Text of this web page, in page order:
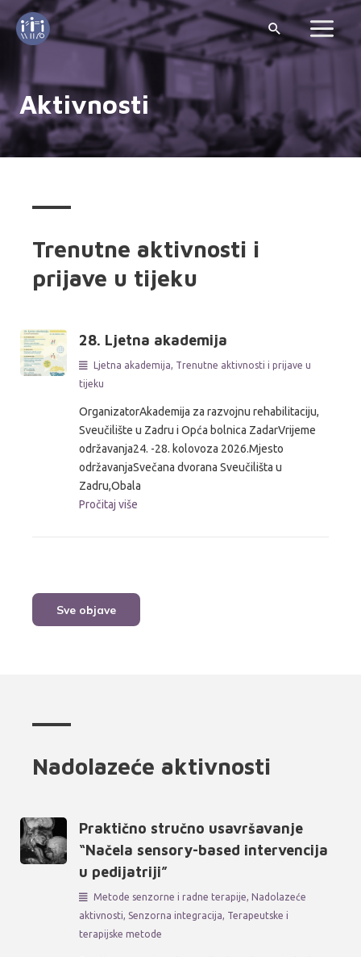
Aktivnosti
Trenutne aktivnosti i
prijave u tijeku
28. Ljetna akademija
Ljetna akademija, Trenutne aktivnosti i prijave u
tijeku
OrganizatorAkademija za razvojnu rehabilitaciju,
Sveučilište u Zadru i Opća bolnica ZadarVrijeme
održavanja24. -28. kolovoza 2026.Mjesto
održavanjaSvečana dvorana Sveučilišta u
Zadru,Obala
Pročitaj više
Sve objave
Nadolazeće aktivnosti
Praktično stručno usavršavanje
“Načela sensory-based intervencija
u pedijatriji”
Metode senzorne i radne terapije, Nadolazeće
aktivnosti, Senzorna integracija, Terapeutske i
terapijske metode